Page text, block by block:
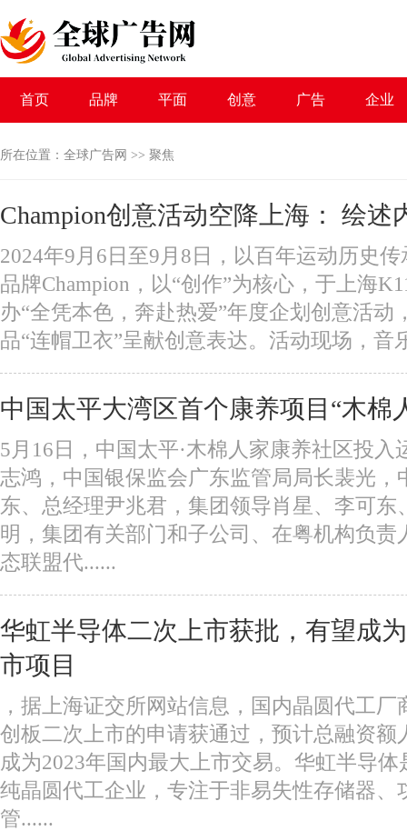
首页 品牌 平面 创意 广告 企业
所在位置： 全球广告网 >> 聚焦
Champion创意活动空降上海： 绘述
2024年9月6日至9月8日，以百年运动历史
品牌Champion，以“创作”为核心，于上海
办“全凭本色，奔赴热爱”年度企划创意活动
品“连帽卫衣”呈献创意表达。活动现场，音
中国太平大湾区首个康养项目“木棉
5月16日，中国太平·木棉人家康养社区投入
志鸿，中国银保监会广东监管局局长裴光，
东、总经理尹兆君，集团领导肖星、李可东
明，集团有关部门和子公司、在粤机构负责
态联盟代......
华虹半导体二次上市获批，有望成
市项目
，据上海证交所网站信息，国内晶圆代工
创板二次上市的申请获通过，预计总融资额
成为2023年国内最大上市交易。华虹半导
纯晶圆代工企业，专注于非易失性存储器、
管......